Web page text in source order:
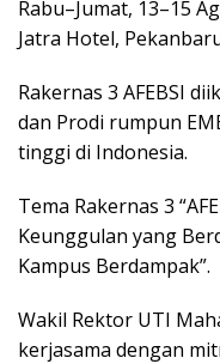
Rabu–Jumat, 13–15
Jatra Hotel,
Rakernas 3 AFEBSI
dan Prodi rumpun
tinggi di Indonesia.
Tema Rakernas 3
Keunggulan yang
Kampus Berdampak”.
Wakil Rektor UTI
kerjasama dengan